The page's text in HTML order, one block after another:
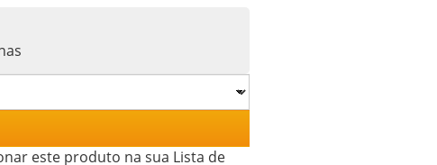
este produto na sua Lista de